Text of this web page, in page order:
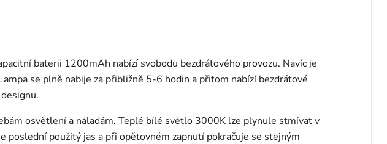
baterii 1200mAh nabízí svobodu bezdrátového provozu. Navíc je
se plně nabije za přibližně 5-6 hodin a přitom nabízí bezdrátové
osvětlení a náladám. Teplé bílé světlo 3000K lze plynule stmívat v
poslední použitý jas a při opětovném zapnutí pokračuje se stejným